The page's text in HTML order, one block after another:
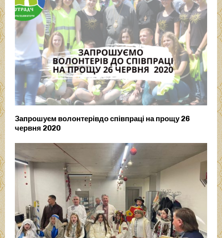
Запрошуєм волонтерівдо співпраці на прощу 26
червня 2020